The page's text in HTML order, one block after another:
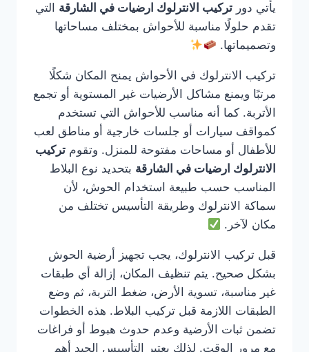
يأتي دور تركيب الانترلوك ارضيات في الشارقة التي
تقدم حلولًا مناسبة للأحواش بمختلف مساحاتها
وتصميماتها.
تركيب الانترلوك في الأحواش يمنح المكان شكلًا
مرتبًا ويمنع مشاكل الأرضيات غير المستوية أو تجمع
الأتربة. كما أنه مناسب للأحواش التي تستخدم
كمواقف سيارات أو جلسات خارجية أو مناطق لعب
للأطفال أو مساحات مفتوحة للمنزل. وتقوم تركيب
الانترلوك ارضيات في الشارقة بتحديد نوع البلاط
المناسب حسب طبيعة استخدام الحوش، لأن
سماكة الانترلوك وطريقة التأسيس تختلف من
مكان لآخر.
قبل تركيب الانترلوك، يجب تجهيز أرضية الحوش
بشكل صحيح. يتم تنظيف المكان، إزالة أي طبقات
غير مناسبة، تسوية الأرض، ضغط التربة، ثم وضع
الطبقات اللازمة قبل تركيب البلاط. هذه الخطوات
تضمن ثبات الأرضية وعدم حدوث هبوط أو فراغات
مع مرور الوقت. لذلك يعتبر التأسيس الجيد أهم